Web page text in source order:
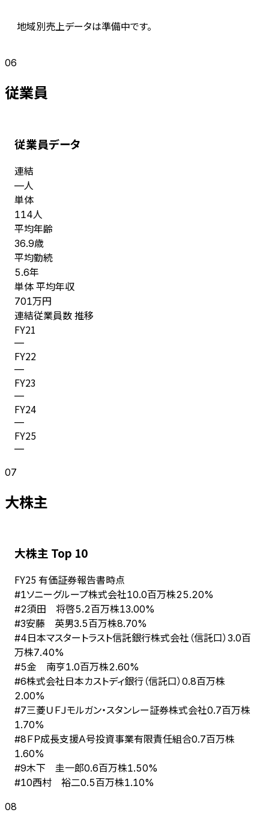
地域別売上データは準備中です。
06
従業員
従業員データ
連結
—人
単体
114人
平均年齢
36.9歳
平均勤続
5.6年
単体 平均年収
701万円
連結従業員数 推移
FY21
—
FY22
—
FY23
—
FY24
—
FY25
—
07
大株主
大株主 Top 10
FY25 有価証券報告書時点
#1ソニーグループ株式会社10.0百万株25.20%
#2須田 将啓5.2百万株13.00%
#3安藤 英男3.5百万株8.70%
#4日本マスタートラスト信託銀行株式会社（信託口） 3.0百
万株7.40%
#5金 南亨1.0百万株2.60%
#6株式会社日本カストディ銀行（信託口） 0.8百万株
2.00%
#7三菱ＵＦＪモルガン・スタンレー証券株式会社0.7百万株
1.70%
#8ＦＰ成長支援Ａ号投資事業有限責任組合0.7百万株
1.60%
#9木下 圭一郎0.6百万株1.50%
#10西村 裕二0.5百万株1.10%
08